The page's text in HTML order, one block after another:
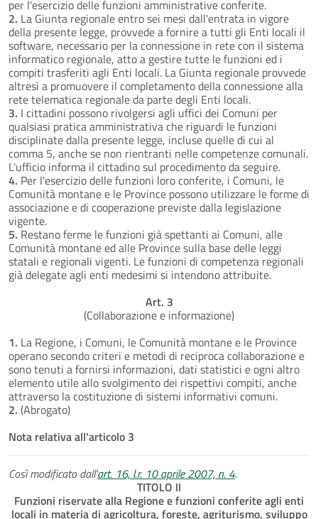
per l'esercizio delle funzioni amministrative conferite.
2. La Giunta regionale entro sei mesi dall'entrata in vigore
della presente legge, provvede a fornire a tutti gli Enti locali il
software, necessario per la connessione in rete con il sistema
informatico regionale, atto a gestire tutte le funzioni ed i
compiti trasferiti agli Enti locali. La Giunta regionale provvede
altresì a promuovere il completamento della connessione alla
rete telematica regionale da parte degli Enti locali.
3. I cittadini possono rivolgersi agli uffici dei Comuni per
qualsiasi pratica amministrativa che riguardi le funzioni
disciplinate dalla presente legge, incluse quelle di cui al
comma 5, anche se non rientranti nelle competenze comunali.
L'ufficio informa il cittadino sul procedimento da seguire.
4. Per l'esercizio delle funzioni loro conferite, i Comuni, le
Comunità montane e le Province possono utilizzare le forme di
associazione e di cooperazione previste dalla legislazione
vigente.
5. Restano ferme le funzioni già spettanti ai Comuni, alle
Comunità montane ed alle Province sulla base delle leggi
statali e regionali vigenti. Le funzioni di competenza regionali
già delegate agli enti medesimi si intendono attribuite.
Art. 3
(Collaborazione e informazione)
1. La Regione, i Comuni, le Comunità montane e le Province
operano secondo criteri e metodi di reciproca collaborazione e
sono tenuti a fornirsi informazioni, dati statistici e ogni altro
elemento utile allo svolgimento dei rispettivi compiti, anche
attraverso la costituzione di sistemi informativi comuni.
2. (Abrogato)
Nota relativa all'articolo 3
Così modificato dall'art. 16, l.r. 10 aprile 2007, n. 4.
TITOLO II
Funzioni riservate alla Regione e funzioni conferite agli enti
locali in materia di agricoltura, foreste, agriturismo, sviluppo